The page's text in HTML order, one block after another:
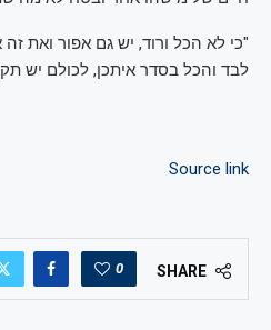
"כי לא הכל ורוד, יש גם אפור ואת
לבד והכל בסדר איתכן, לכולם יש
Source link
SHARE
0